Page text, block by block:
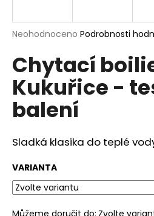
Průměrné
produktu
je
0,0
5
hvězdiček.
Neohodnoceno Podrobnosti
Chytací
Kukuřice -
balení
Sladká klasika do teplé
VARIANTA
Můžeme doručit do: Zvolte
j
t
?
HLEDAT
D
o